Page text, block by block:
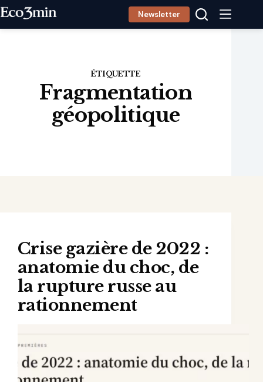
Passer
Newsletter
ÉTIQUETTE
Fragmentation
géopolitique
Crise gazière de 2022 :
anatomie du choc, de
la rupture russe au
rationnement